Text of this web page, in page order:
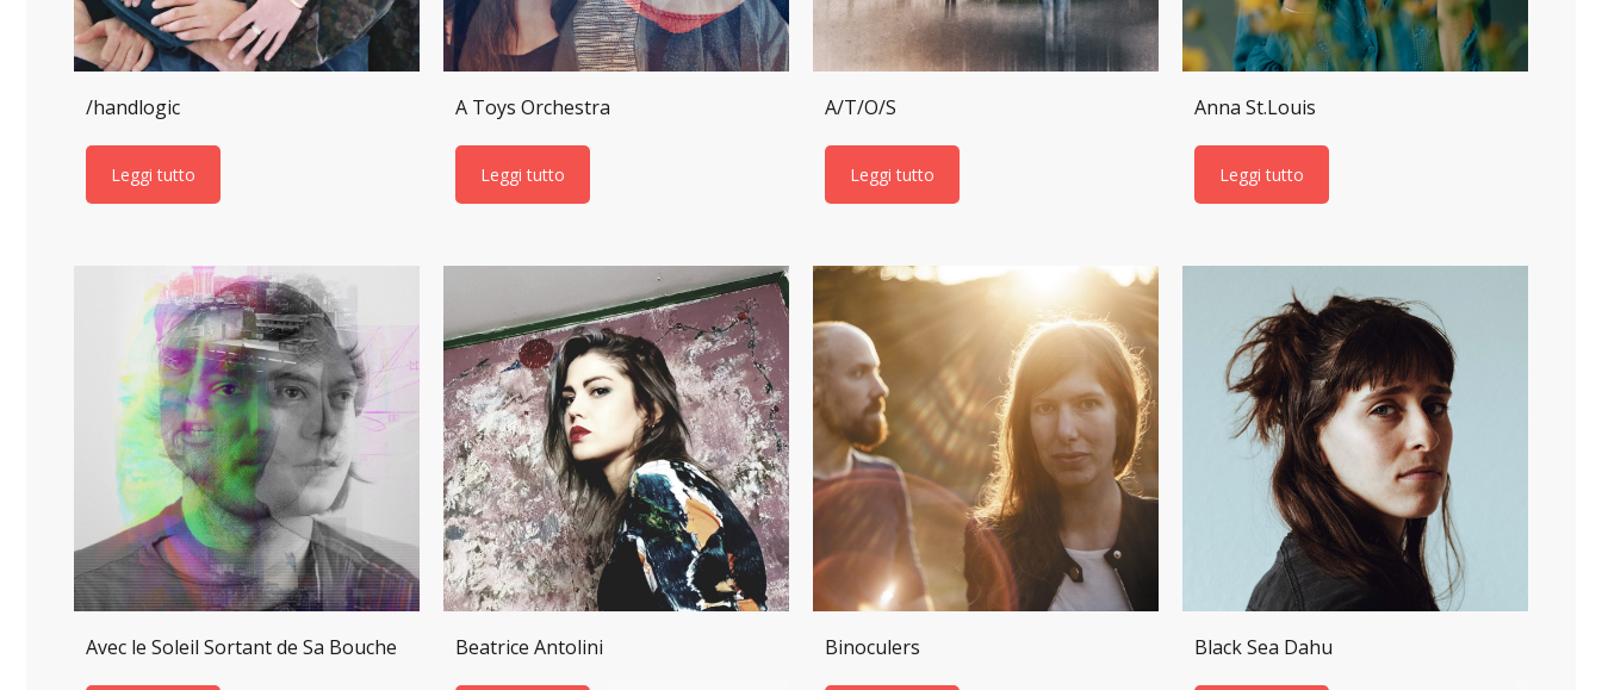
/handlogic
Leggi tutto
A Toys Orchestra
Leggi tutto
A/T/O/S
Leggi tutto
Anna St.Louis
Leggi tutto
Avec le Soleil Sortant de Sa Bouche Beatrice Antolini Binoculers Black Sea Dahu